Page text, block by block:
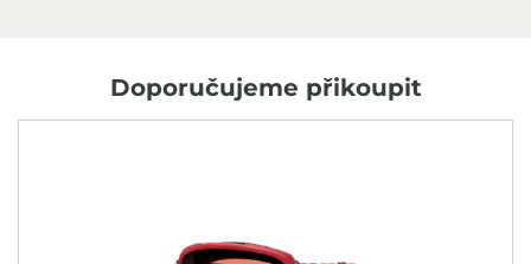
Doporučujeme přikoupit